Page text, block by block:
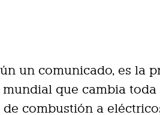
un comunicado, es la
que cambia toda
combustión a